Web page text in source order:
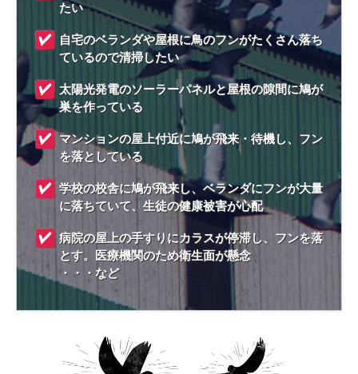
たい
自宅のベランダや屋根に鳥のフンがたくさん落ち
ているので清掃したい
太陽光発電のソーラーパネルと屋根の隙間に鳩が
巣を作っている
マンションの屋上付近に鳩が飛来・待機し、フン
を落としている
学校の校舎に鳩が飛来し、ベランダにフンが大量
に落ちていて、生徒の健康被害が心配
病院の屋上の手すりにカラスが停滞し、フンを落
とす。医療機関のため衛生面が懸念
・・・など